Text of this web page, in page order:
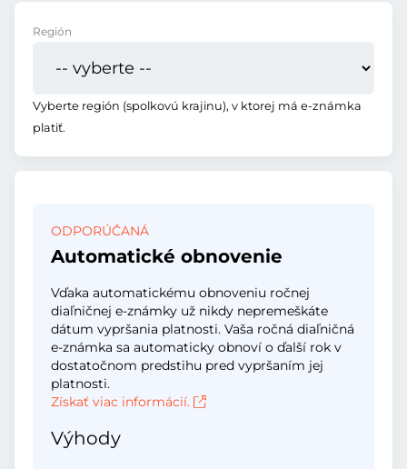
Región
Vyberte región (spolkovú krajinu), v ktorej má e-známka
platiť.
ODPORÚČANÁ
Automatické obnovenie
Vďaka automatickému obnoveniu ročnej
diaľničnej e-známky už nikdy nepremeškáte
dátum vypršania platnosti. Vaša ročná diaľničná
e-známka sa automaticky obnoví o ďalší rok v
dostatočnom predstihu pred vypršaním jej
platnosti.
Získať viac informácií.
Výhody